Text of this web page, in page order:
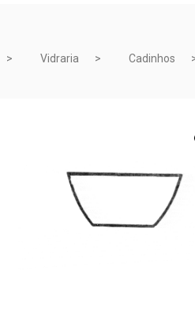
Vidraria Cadinhos